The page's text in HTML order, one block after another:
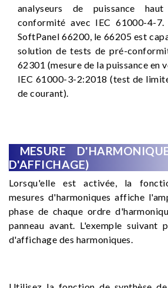
analyseurs de puissance
conformité avec IEC 61000-4-
SoftPanel 66200, le 66205 est
solution de tests de pré-
62301 (mesure de la puissance en
IEC 61000-3-2:2018 (test de
de courant).
MESURE
D'AFFICHAGE)
Lorsqu'elle est activée, la
mesures d'harmoniques affiche
phase de chaque ordre
panneau avant. L'exemple suivant
d'affichage des harmoniques.